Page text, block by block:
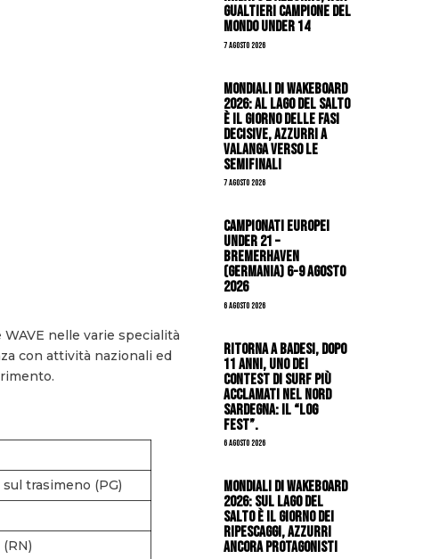
nelle varie specialità
con attività nazionali ed
trasimeno (PG)
Gualtieri campione del
mondo Under 14
7 Agosto 2026
Mondiali di Wakeboard
2026: al Lago del Salto
è il giorno delle fasi
decisive, azzurri a
valanga verso le
semifinali
7 Agosto 2026
Campionati Europei
Under 21 –
Bremerhaven
(Germania) 6-9 agosto
2026
6 Agosto 2026
Ritorna a Badesi, dopo
11 anni, uno dei
contest di surf più
acclamati nel nord
Sardegna: il “Log
Fest”.
6 Agosto 2026
Mondiali di Wakeboard
2026: sul Lago del
Salto è il giorno dei
ripescaggi, azzurri
ancora protagonisti